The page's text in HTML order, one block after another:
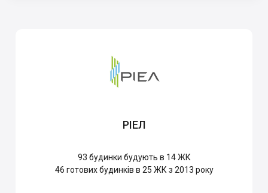
РІЕЛ
93 будинки будують в 14 ЖК
46 готових будинків в 25 ЖК з 2013 року